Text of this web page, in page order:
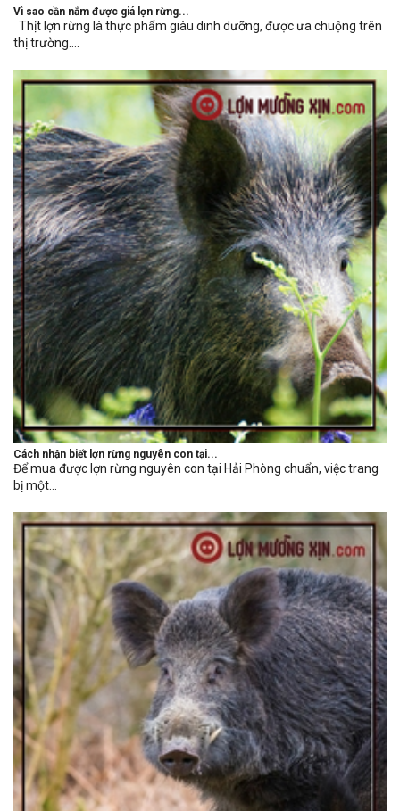
Vì sao cần nắm được giá lợn rừng...
Thịt lợn rừng là thực phẩm giàu dinh dưỡng, được ưa chuộng trên
thị trường....
Cách nhận biết lợn rừng nguyên con tại...
Để mua được lợn rừng nguyên con tại Hải Phòng chuẩn, việc trang
bị một...